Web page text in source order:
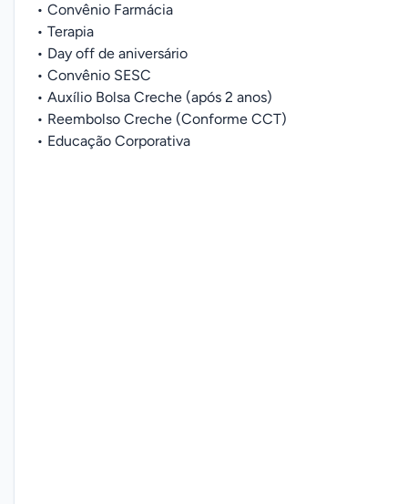
• Convênio Farmácia
• Terapia
• Day off de aniversário
• Convênio SESC
• Auxílio Bolsa Creche (após 2 anos)
• Reembolso Creche (Conforme CCT)
• Educação Corporativa